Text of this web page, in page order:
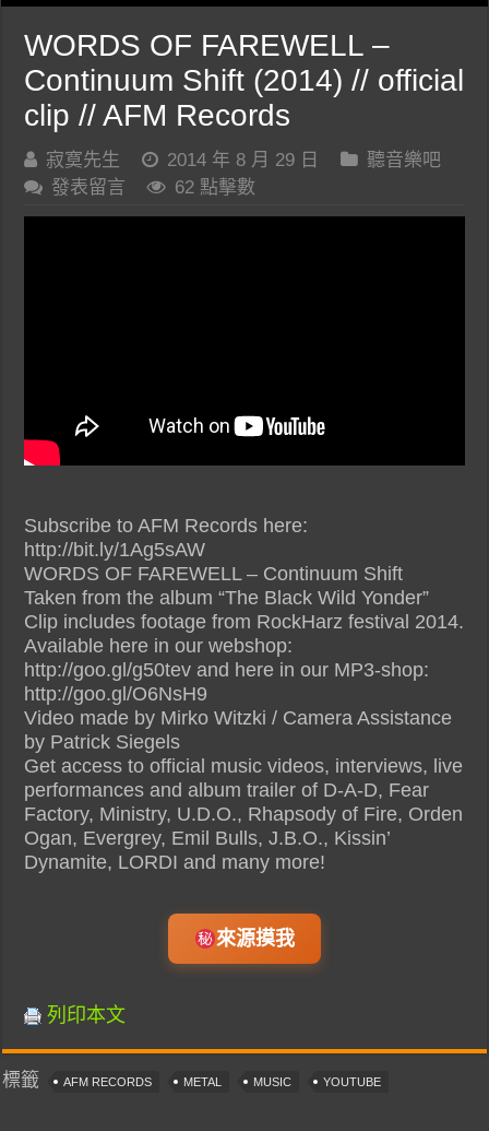
WORDS OF FAREWELL –
Continuum Shift (2014) // official
clip // AFM Records
寂寞先生 2014 年 8 月 29 日
聽音樂吧
發表留言
62 點擊數
Subscribe to AFM Records here:
http://bit.ly/1Ag5sAW
WORDS OF FAREWELL – Continuum Shift
Taken from the album “The Black Wild Yonder”
Clip includes footage from RockHarz festival 2014.
Available here in our webshop:
http://goo.gl/g50tev and here in our MP3-shop:
http://goo.gl/O6NsH9
Video made by Mirko Witzki / Camera Assistance
by Patrick Siegels
Get access to official music videos, interviews, live
performances and album trailer of D-A-D, Fear
Factory, Ministry, U.D.O., Rhapsody of Fire, Orden
Ogan, Evergrey, Emil Bulls, J.B.O., Kissin’
Dynamite, LORDI and many more!
來源摸我
列印本文
標籤 AFM RECORDS METAL MUSIC YOUTUBE